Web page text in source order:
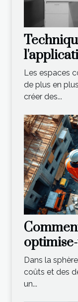
dans les
Les espaces
de plus en
créer des...
Dans la
coûts et des
un...